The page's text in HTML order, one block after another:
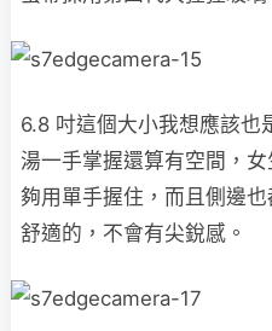
6.8 吋這個大小我想應該也
湯一手掌握還算有空間，
夠用單手握住，而且側邊
舒適的，不會有尖銳感。